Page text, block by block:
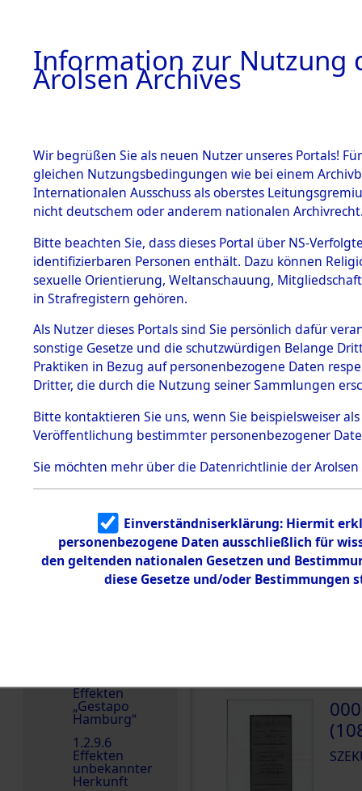
BESTÄNDE
1.
Inhaftierungsdoku
mente
1.2.9 Beim ITS
verwahrte
1.2.9.1
Effekten aus
dem KZ
Dachau
Effekten aus
dem KZ
Dachau,
Landesentsch
ädigungsamt
Effekten aus
dem KZ
Neuengamm
e
Dokument
Effekten
„Gestapo
Hamburg“
1.2.9.6
Effekten
unbekannter
Herkunft
4Akten
SZEKULA,
Land
Ungarn
65765
DOKUMENTE
Information zur Nutzung
Arolsen Archives
Wir begrüßen Sie als neuen Nutzer unseres Portals!
gleichen Nutzungsbedingungen wie bei einem
Internationalen Ausschuss als oberstes
nicht deutschem oder anderem nationalen
Bitte beachten Sie, dass dieses Portal über NS-
identifizierbaren Personen enthält. Dazu können
sexuelle Orientierung, Weltanschauung,
in Strafregistern gehören.
Als Nutzer dieses Portals sind Sie persönlich dafür
sonstige Gesetze und die schutzwürdigen Belange
Praktiken in Bezug auf personenbezogene Daten
Dritter, die durch die Nutzung seiner Sammlungen
Bitte kontaktieren Sie uns, wenn Sie beispielsweiser
Veröffentlichung bestimmter personenbezogener
Sie möchten mehr über die Datenrichtlinie der Arolsen
Einverständniserklärung: Hiermit
personenbezogene Daten ausschließlich für
den geltenden nationalen Gesetzen und
diese Gesetze und/oder Bestimmungen